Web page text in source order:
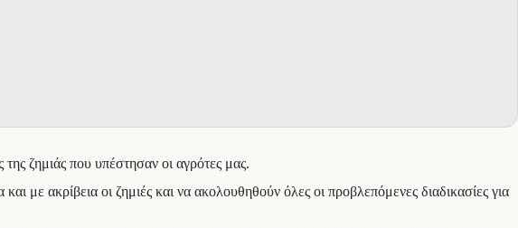
ζημιάς που υπέστησαν οι αγρότες μας.
ακρίβεια οι ζημιές και να ακολουθηθούν όλες οι προβλεπόμενες διαδικασίες για